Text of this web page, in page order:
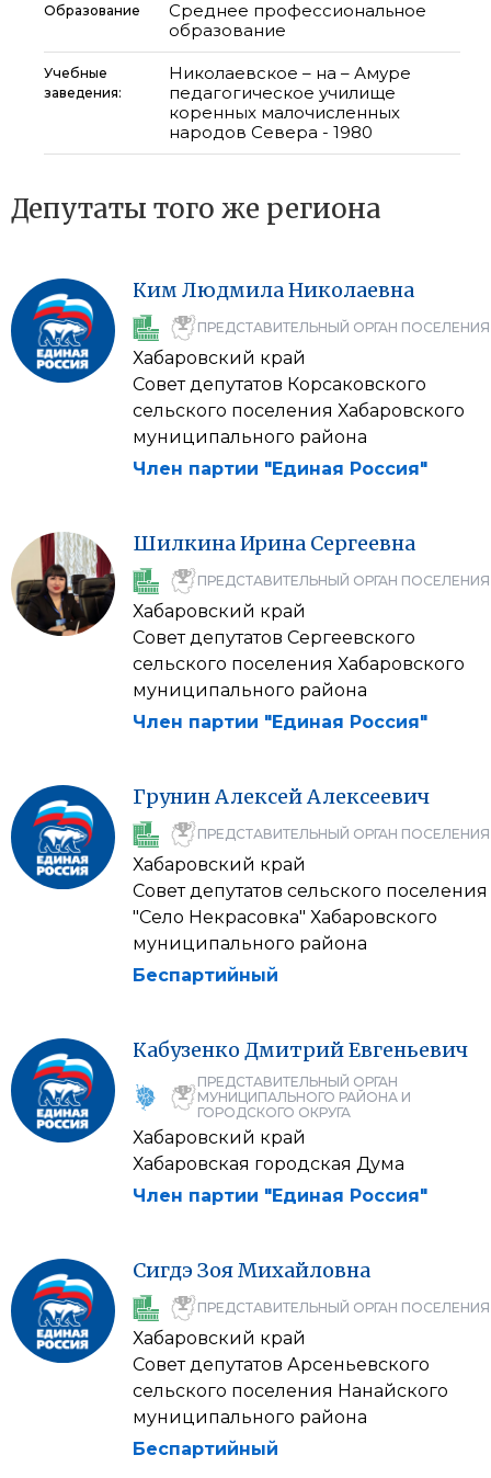
Образование
Среднее профессиональное
образование
Учебные
заведения:
Николаевское – на – Амуре
педагогическое училище
коренных малочисленных
народов Севера - 1980
Депутаты того же региона
Ким ЛюдмилаНиколаевна
ПРЕДСТАВИТЕЛЬНЫЙ ОРГАН ПОСЕЛЕНИЯ
Хабаровский край
Совет депутатов Корсаковского
сельского поселения Хабаровского
муниципального района
Член партии "Единая Россия"
ШилкинаИрина Сергеевна
ПРЕДСТАВИТЕЛЬНЫЙ ОРГАН ПОСЕЛЕНИЯ
Хабаровский край
Совет депутатов Сергеевского
сельского поселения Хабаровского
муниципального района
Член партии "Единая Россия"
ГрунинАлексейАлексеевич
ПРЕДСТАВИТЕЛЬНЫЙ ОРГАН ПОСЕЛЕНИЯ
Хабаровский край
Совет депутатов сельского поселения
"Село Некрасовка" Хабаровского
муниципального района
Беспартийный
Кабузенко ДмитрийЕвгеньевич
ПРЕДСТАВИТЕЛЬНЫЙ ОРГАН
МУНИЦИПАЛЬНОГО РАЙОНА И
ГОРОДСКОГО ОКРУГА
Хабаровский край
Хабаровская городская Дума
Член партии "Единая Россия"
Сигдэ ЗояМихайловна
ПРЕДСТАВИТЕЛЬНЫЙ ОРГАН ПОСЕЛЕНИЯ
Хабаровский край
Совет депутатов Арсеньевского
сельского поселения Нанайского
муниципального района
Беспартийный